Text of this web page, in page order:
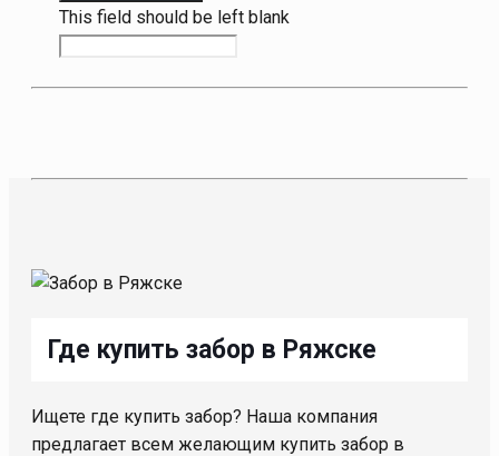
This field should be left blank
Где купить забор в Ряжске
Ищете где купить забор? Наша компания
предлагает всем желающим купить забор в